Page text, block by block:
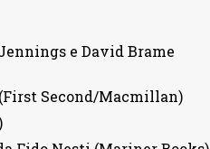
e David Brame
Second/Macmillan)